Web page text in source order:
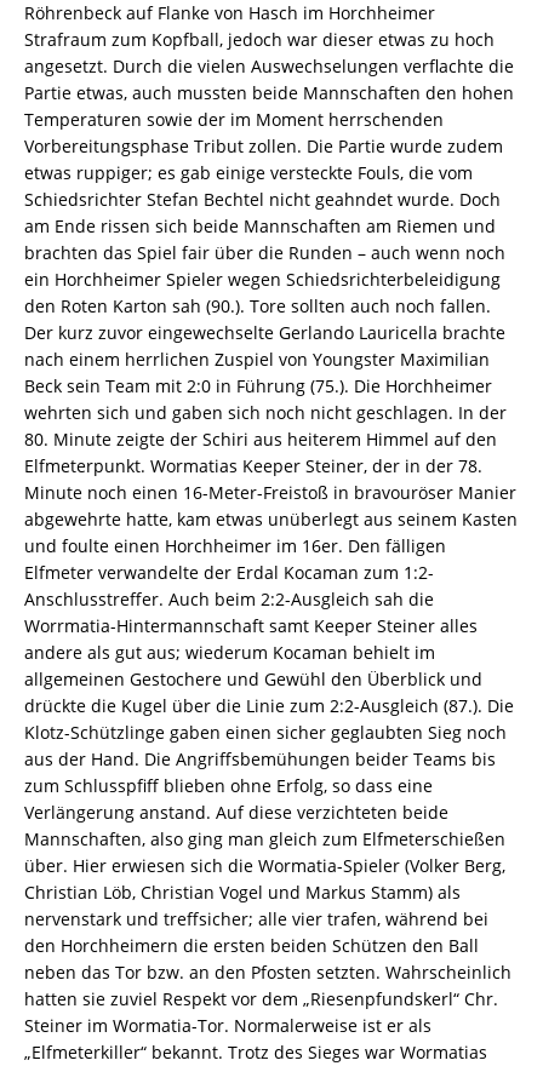
Röhrenbeck auf Flanke von Hasch im Horchheimer
Strafraum zum Kopfball, jedoch war dieser etwas zu hoch
angesetzt. Durch die vielen Auswechselungen verflachte die
Partie etwas, auch mussten beide Mannschaften den hohen
Temperaturen sowie der im Moment herrschenden
Vorbereitungsphase Tribut zollen. Die Partie wurde zudem
etwas ruppiger; es gab einige versteckte Fouls, die vom
Schiedsrichter Stefan Bechtel nicht geahndet wurde. Doch
am Ende rissen sich beide Mannschaften am Riemen und
brachten das Spiel fair über die Runden – auch wenn noch
ein Horchheimer Spieler wegen Schiedsrichterbeleidigung
den Roten Karton sah (90.). Tore sollten auch noch fallen.
Der kurz zuvor eingewechselte Gerlando Lauricella brachte
nach einem herrlichen Zuspiel von Youngster Maximilian
Beck sein Team mit 2:0 in Führung (75.). Die Horchheimer
wehrten sich und gaben sich noch nicht geschlagen. In der
80. Minute zeigte der Schiri aus heiterem Himmel auf den
Elfmeterpunkt. Wormatias Keeper Steiner, der in der 78.
Minute noch einen 16-Meter-Freistoß in bravouröser Manier
abgewehrte hatte, kam etwas unüberlegt aus seinem Kasten
und foulte einen Horchheimer im 16er. Den fälligen
Elfmeter verwandelte der Erdal Kocaman zum 1:2-
Anschlusstreffer. Auch beim 2:2-Ausgleich sah die
Worrmatia-Hintermannschaft samt Keeper Steiner alles
andere als gut aus; wiederum Kocaman behielt im
allgemeinen Gestochere und Gewühl den Überblick und
drückte die Kugel über die Linie zum 2:2-Ausgleich (87.). Die
Klotz-Schützlinge gaben einen sicher geglaubten Sieg noch
aus der Hand. Die Angriffsbemühungen beider Teams bis
zum Schlusspfiff blieben ohne Erfolg, so dass eine
Verlängerung anstand. Auf diese verzichteten beide
Mannschaften, also ging man gleich zum Elfmeterschießen
über. Hier erwiesen sich die Wormatia-Spieler (Volker Berg,
Christian Löb, Christian Vogel und Markus Stamm) als
nervenstark und treffsicher; alle vier trafen, während bei
den Horchheimern die ersten beiden Schützen den Ball
neben das Tor bzw. an den Pfosten setzten. Wahrscheinlich
hatten sie zuviel Respekt vor dem „Riesenpfundskerl“ Chr.
Steiner im Wormatia-Tor. Normalerweise ist er als
„Elfmeterkiller“ bekannt. Trotz des Sieges war Wormatias